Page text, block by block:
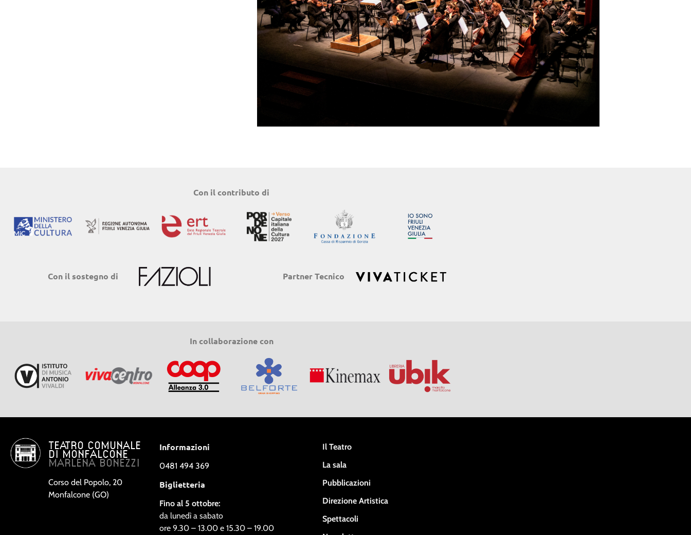
Con il contributo di
Con il sostegno di Partner Tecnico
In collaborazione con
TEATRO COMUNALE
DI MONFALCONE
MARLENA BONEZZI
Corso del Popolo, 20
Monfalcone (GO)
Informazioni
0481 494 369
Biglietteria
Fino al 5 ottobre:
da lunedì a sabato
ore 9.30 – 13.00 e 15.30 – 19.00
Il Teatro
La sala
Pubblicazioni
Direzione Artistica
Spettacoli